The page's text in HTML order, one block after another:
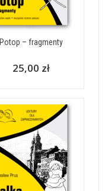
Potop – fragmenty
25,00 zł